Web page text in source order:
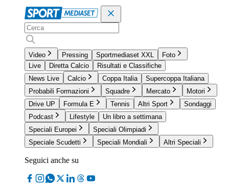
Video Pressing Sportmediaset XXL
Foto
Live
Diretta Calcio
Risultati e Classifiche
News Live
Calcio Coppa Italia
Supercoppa Italiana
Probabili Formazioni
Squadre Mercato
Motori
Drive UP
Formula E Tennis Altri Sport
Sondaggi
Podcast
Lifestyle
Un libro a settimana
Speciali Europei
Speciali Olimpiadi
Speciale Scudetti
Speciali Mondiali Altri Speciali
Seguici anche su